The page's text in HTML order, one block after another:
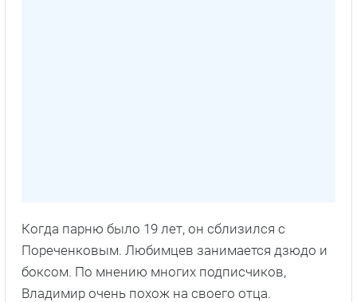
Когда парню было 19 лет, он сблизился с
Пореченковым. Любимцев занимается дзюдо и
боксом. По мнению многих подписчиков,
Владимир очень похож на своего отца.